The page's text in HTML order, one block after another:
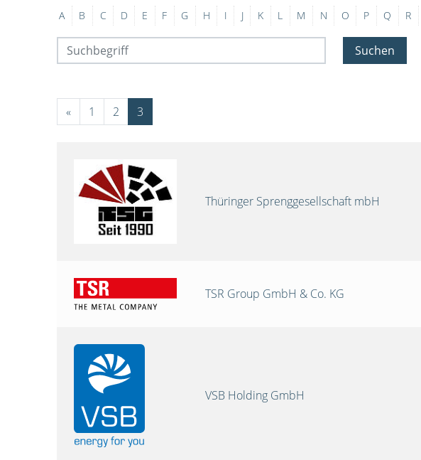
A B C D E F G H I J K L M N O P Q R
Suchen
« 1 2 3
Thüringer Sprenggesellschaft mbH
TSR Group GmbH & Co. KG
VSB Holding GmbH